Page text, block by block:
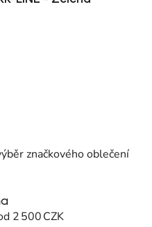
značkového oblečení
2 500 CZK